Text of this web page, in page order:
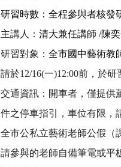
研習時數：全程參與者核發
主講人： 清大兼任講師 /陳
研習對象： 全市國中藝術教
請於12/16(一)12:00前，於研
交通資訊：開車者，僅提供
件之停車指引，車位有限，
全市公私立藝術老師公假（
請參與的老師自備筆電或平